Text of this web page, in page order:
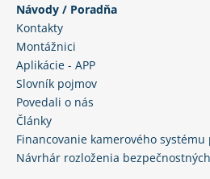
r
ú
č
a
m
e
Návody / Poradňa
Kontakty
Montážnici
Aplikácie - APP
Slovník pojmov
Povedali o nás
Články
Financovanie kamerového
Návrhár rozloženia